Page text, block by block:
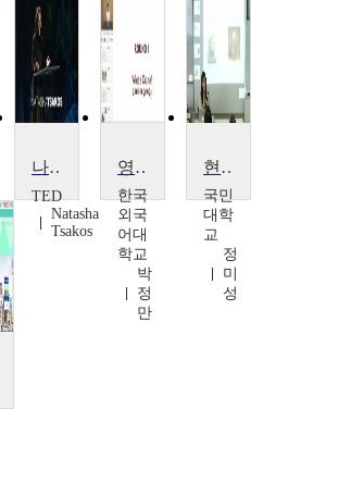
나타샤 챠코스의 멀티미디어 연극모험
TED
Natasha
Tsakos
영.미희곡과 공연예술
한국
외국
어대
학교
박
정
만
현대도자론2
국민
대학
교
정
미
성